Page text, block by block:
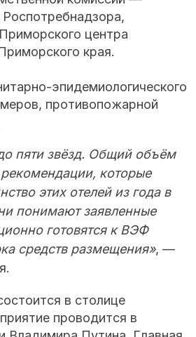
Роспотребнадзора,
центра
края.
эпидемиологического
противопожарной
пяти звёзд. Общий объём
которые
этих отелей из года в
понимают заявленные
готовятся к ВЭФ
средств размещения», —
в столице
проводится в